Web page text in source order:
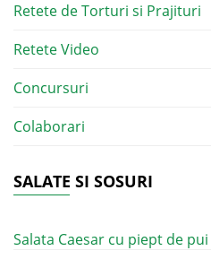
Retete de Torturi si Prajituri
Retete Video
Concursuri
Colaborari
SALATE SI SOSURI
Salata Caesar cu piept de pui